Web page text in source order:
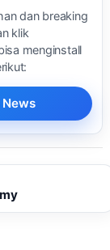
dan breaking
klik
menginstall